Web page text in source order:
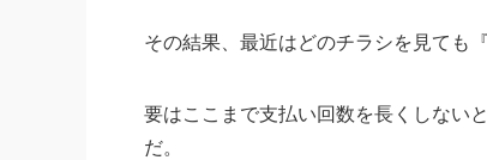
その結果、最近はどのチラシを見ても
要はここまで支払い回数を長くしない
だ。